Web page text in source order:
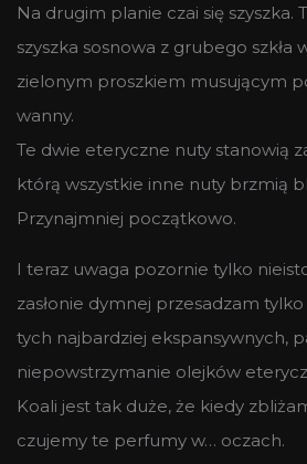
Na drugim planie czai się szyszka.
szyszka sosnowa z grubego szkła
zielonym proszkiem musującym
wanny.
Te dwie eteryczne nuty stanowią
którą wszystkie inne nuty brzmią
Przynajmniej początkowo.
I teraz uwaga pozornie tylko
zasłonie dymnej przesadzam
tych najbardziej ekspansywnych,
niepowstrzymanie olejków
Koali jest tak duże, że kiedy
czujemy te perfumy w… oczach.